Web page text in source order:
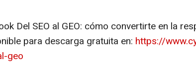
Del SEO al GEO: cómo convertirte en la
para descarga gratuita en: https://
geo